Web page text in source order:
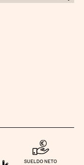
SUELDO NETO